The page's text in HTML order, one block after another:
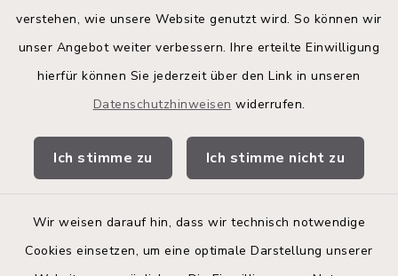
verstehen, wie unsere Website genutzt wird. So können wir
unser Angebot weiter verbessern. Ihre erteilte Einwilligung
hierfür können Sie jederzeit über den Link in unseren
Datenschutzhinweisen widerrufen.
Ich stimme zu Ich stimme nicht zu
Wir weisen darauf hin, dass wir technisch notwendige
Cookies einsetzen, um eine optimale Darstellung unserer
Land Schleswig-Holstein
Kita-Portal
Bürgerinformationsbroschüre